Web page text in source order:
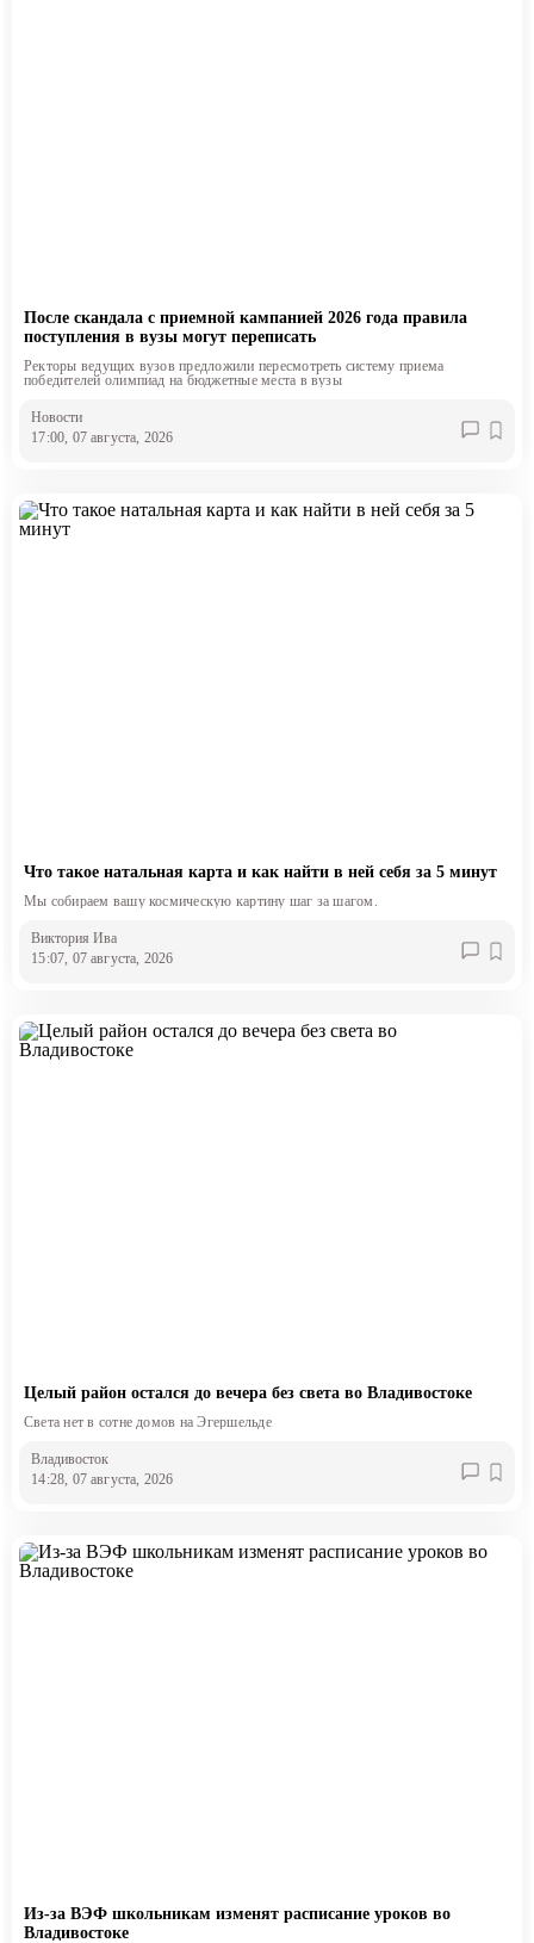
После скандала с приемной кампанией 2026 года правила
поступления в вузы могут переписать
Ректоры ведущих вузов предложили пересмотреть систему приема
победителей олимпиад на бюджетные места в вузы
Новости
17:00, 07 августа, 2026
Что такое натальная карта и как найти в ней себя за 5 минут
Мы собираем вашу космическую картину шаг за шагом.
Виктория Ива
15:07, 07 августа, 2026
Целый район остался до вечера без света во Владивостоке
Света нет в сотне домов на Эгершельде
Владивосток
14:28, 07 августа, 2026
Из-за ВЭФ школьникам изменят расписание уроков во
Владивостоке